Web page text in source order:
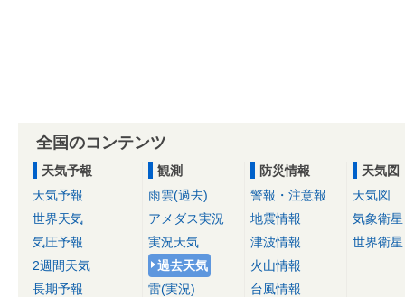
全国のコンテンツ
天気予報
天気予報
世界天気
気圧予報
2週間天気
長期予報
観測
雨雲(過去)
アメダス実況
実況天気
過去天気
雷(実況)
防災情報
警報・注意報
地震情報
津波情報
火山情報
台風情報
天気図
天気図
気象衛星
世界衛星